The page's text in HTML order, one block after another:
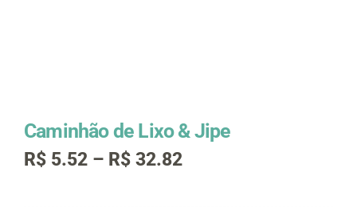
Caminhão de Lixo & Jipe
R$ 5.52 – R$ 32.82Faixa